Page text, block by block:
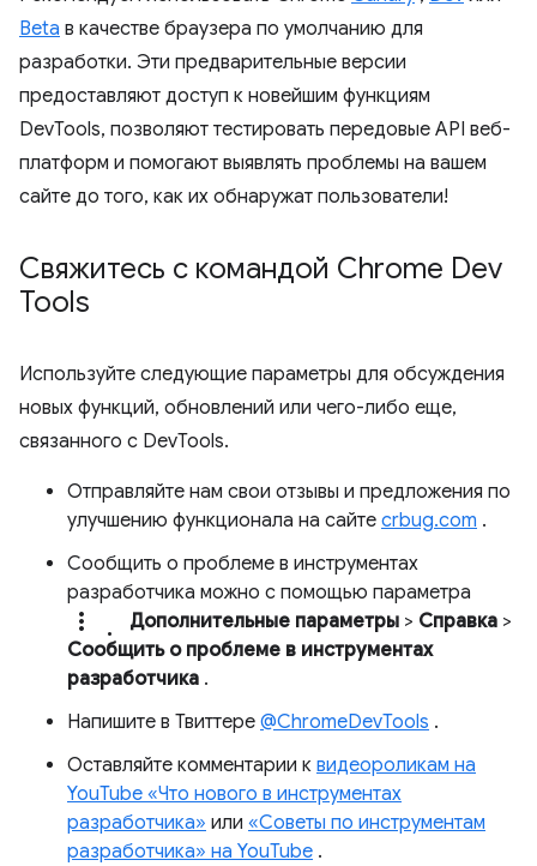
Beta в качестве браузера по умолчанию для
разработки. Эти предварительные версии
предоставляют доступ к новейшим функциям
DevTools, позволяют тестировать передовые API веб-
платформ и помогают выявлять проблемы на вашем
сайте до того, как их обнаружат пользователи!
Свяжитесь с командой Chrome Dev
Tools
Используйте следующие параметры для обсуждения
новых функций, обновлений или чего-либо еще,
связанного с DevTools.
Отправляйте нам свои отзывы и предложения по
улучшению функционала на сайте crbug.com .
Сообщить о проблеме в инструментах
разработчика можно с помощью параметра
more_vert. Дополнительные параметры > Справка >
Сообщить о проблеме в инструментах
разработчика .
Напишите в Твиттере @ChromeDevTools .
Оставляйте комментарии к видеороликам на
YouTube «Что нового в инструментах
разработчика» или «Советы по инструментам
разработчика» на YouTube .